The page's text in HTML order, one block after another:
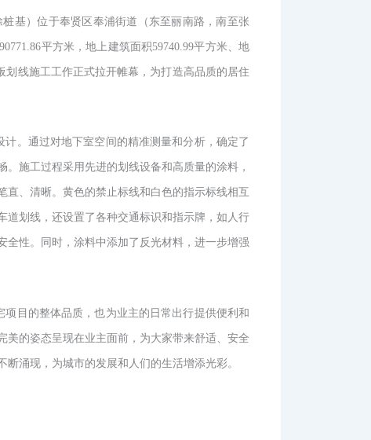
基）位于奉贤区奉浦街道（东至丽南路，南至张
平方米，地上建筑面积59740.99平方米、地
划线施工工作正式拉开帷幕，为打造高品质的居住
。通过对地下室空间的精准测量和分析，确定了
施工过程采用先进的划线设备和高质量的涂料，
、清晰。黄色的禁止标线和白色的指示标线相互
道划线，还设置了各种交通标识和指示牌，如人行
性。同时，涂料中添加了反光材料，进一步增强
目的整体品质，也为业主的日常出行提供便利和
的姿态呈现在业主面前，为大家带来舒适、安全
涌现，为城市的发展和人们的生活增添光彩。